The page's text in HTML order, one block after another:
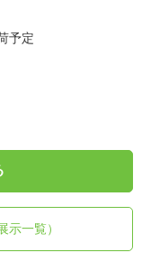
予定
示一覧）